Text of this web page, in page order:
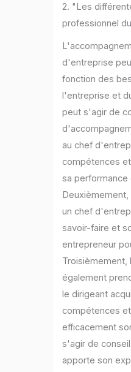
2. "Les
professionnel
d'entreprise
fonction des
l'entreprise et
peut s'agir de
au chef
compétences
sa
un chef
savoir-faire et
entrepreneur
également
le dirigeant
compétences
efficacement
s'agir de
apporte son